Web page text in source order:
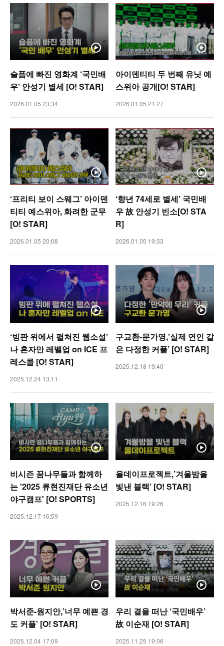
슬픔에 빠진 영화계 ‘국민배
우’ 안성기 별세 [O! STAR]
2026.01.05 23:34
아이덴티티 두 번째 유닛 예
스위아 공개[O! STAR]
2026.01.05 21:27
‘프리티 보이 스웨그’ 아이덴
티티 예스위아, 화려한 군무
[O! STAR]
2026.01.05 20:08
‘향년 74세로 별세’ 국민배
우 故 안성기 빈소[O! STA
R]
2026.01.05 19:33
‘빙판 위에서 펼쳐진 웹소설’
나 혼자만 레벨업 on ICE 프
레스콜 [O! STAR]
2025.12.24 13:11
구교환-문가영,’실제 연인 같
은 다정한 커플’ [O! STAR]
2025.12.18 19:40
비시즌 꿈나무들과 함께하
는 '2025 류현진재단 유소년
야구캠프' [O! SPORTS]
2025.12.17 16:59
올데이프로젝트,’겨울밤을
빛낸 블랙’ [O! STAR]
2025.12.16 19:26
박서준-원지안,’너무 예쁜 경
도 커플’ [O! STAR]
2025.12.04 17:09
우리 곁을 떠난 ‘국민배우’
故 이순재 [O! STAR]
2025.11.25 19:06